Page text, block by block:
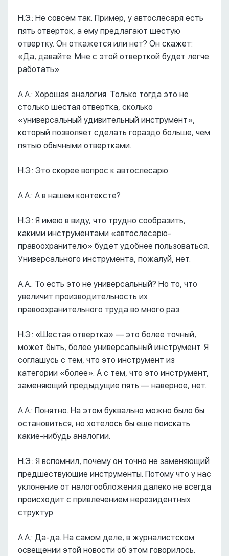
Н.Э.: Не совсем так. Пример, у автослесаря есть
пять отверток, а ему предлагают шестую
отвертку. Он откажется или нет? Он скажет:
«Да, давайте. Мне с этой отверткой будет легче
работать».
А.А.: Хорошая аналогия. Только тогда это не
столько шестая отвертка, сколько
«универсальный удивительный инструмент»,
который позволяет сделать гораздо больше, чем
пятью обычными отвертками.
Н.Э.: Это скорее вопрос к автослесарю.
А.А.: А в нашем контексте?
Н.Э.: Я имею в виду, что трудно сообразить,
какими инструментами «автослесарю-
правоохранителю» будет удобнее пользоваться.
Универсального инструмента, пожалуй, нет.
А.А.: То есть это не универсальный? Но то, что
увеличит производительность их
правоохранительного труда во много раз.
Н.Э.: «Шестая отвертка» –– это более точный,
может быть, более универсальный инструмент. Я
соглашусь с тем, что это инструмент из
категории «более». А с тем, что это инструмент,
заменяющий предыдущие пять –– наверное, нет.
А.А.: Понятно. На этом буквально можно было бы
остановиться, но хотелось бы еще поискать
какие-нибудь аналогии.
Н.Э.: Я вспомнил, почему он точно не заменяющий
предшествующие инструменты. Потому что у нас
уклонение от налогообложения далеко не всегда
происходит с привлечением нерезидентных
структур.
А.А.: Да-да. На самом деле, в журналистском
освещении этой новости об этом говорилось.